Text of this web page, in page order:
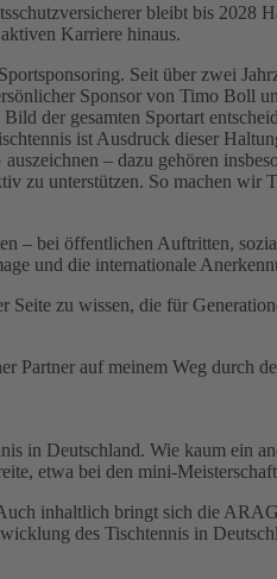
bleibt bis 2028
Karriere hinaus.
Seit über zwei
Sponsor von Timo Boll
der gesamten Sportart
ist Ausdruck dieser
– dazu gehören
zu unterstützen. So machen wir
– bei öffentlichen Auftritten,
und die internationale
zu wissen, die für
auf meinem Weg durch
in Deutschland. Wie kaum ein
etwa bei den mini-
inhaltlich bringt sich die
des Tischtennis in